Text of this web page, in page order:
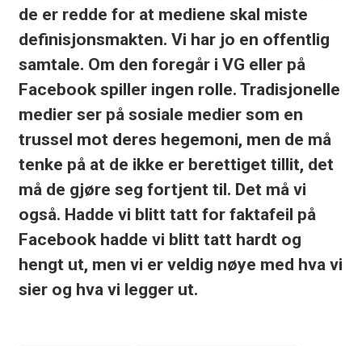
de er redde for at mediene skal miste
definisjonsmakten. Vi har jo en offentlig
samtale. Om den foregår i VG eller på
Facebook spiller ingen rolle. Tradisjonelle
medier ser på sosiale medier som en
trussel mot deres hegemoni, men de må
tenke på at de ikke er berettiget tillit, det
må de gjøre seg fortjent til. Det må vi
også. Hadde vi blitt tatt for faktafeil på
Facebook hadde vi blitt tatt hardt og
hengt ut, men vi er veldig nøye med hva vi
sier og hva vi legger ut.